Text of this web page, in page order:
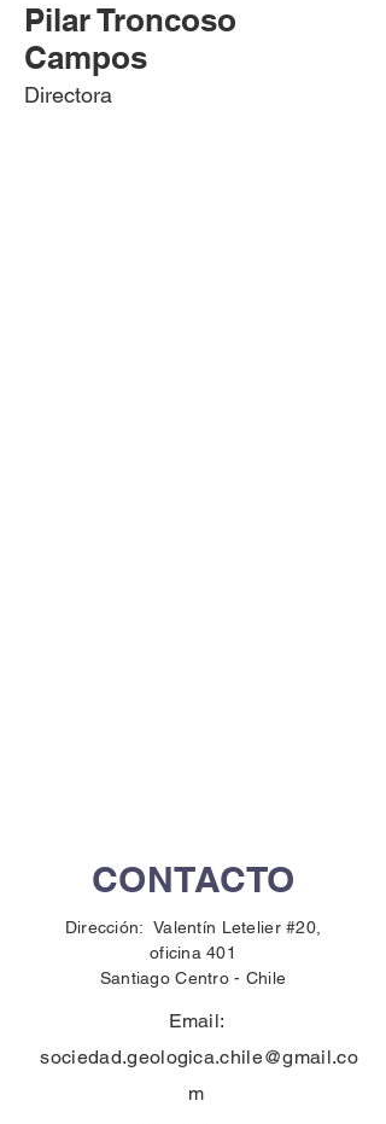
Pilar Troncoso
Campos
Directora
CONTACTO
Dirección: Valentín Letelier #20,
oficina 401
Santiago Centro - Chile
Email:
sociedad.geologica.chile@gmail.co
m